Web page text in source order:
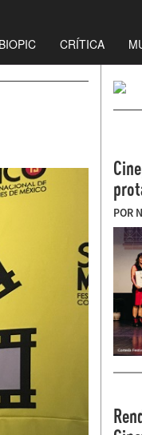
BIOPIC CRÍTICA
POR